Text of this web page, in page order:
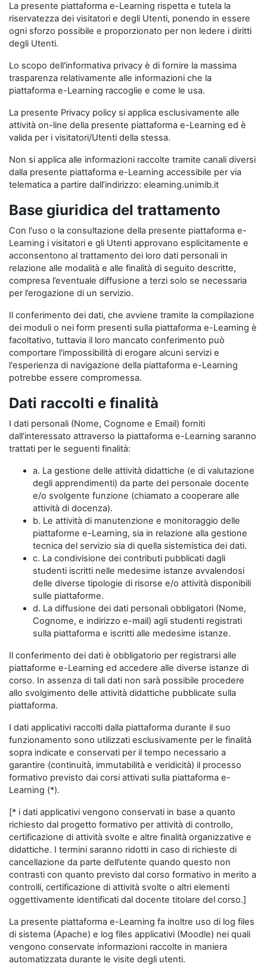
La presente piattaforma e-Learning rispetta e tutela la
riservatezza dei visitatori e degli Utenti, ponendo in essere
ogni sforzo possibile e proporzionato per non ledere i diritti
degli Utenti.
Lo scopo dell'informativa privacy è di fornire la massima
trasparenza relativamente alle informazioni che la
piattaforma e-Learning raccoglie e come le usa.
La presente Privacy policy si applica esclusivamente alle
attività on-line della presente piattaforma e-Learning ed è
valida per i visitatori/Utenti della stessa.
Non si applica alle informazioni raccolte tramite canali diversi
dalla presente piattaforma e-Learning accessibile per via
telematica a partire dall’indirizzo: elearning.unimib.it
Base giuridica del trattamento
Con l'uso o la consultazione della presente piattaforma e-
Learning i visitatori e gli Utenti approvano esplicitamente e
acconsentono al trattamento dei loro dati personali in
relazione alle modalità e alle finalità di seguito descritte,
compresa l’eventuale diffusione a terzi solo se necessaria
per l’erogazione di un servizio.
Il conferimento dei dati, che avviene tramite la compilazione
dei moduli o nei form presenti sulla piattaforma e-Learning è
facoltativo, tuttavia il loro mancato conferimento può
comportare l'impossibilità di erogare alcuni servizi e
l'esperienza di navigazione della piattaforma e-Learning
potrebbe essere compromessa.
Dati raccolti e finalità
I dati personali (Nome, Cognome e Email) forniti
dall’interessato attraverso la piattaforma e-Learning saranno
trattati per le seguenti finalità:
a. La gestione delle attività didattiche (e di valutazione
degli apprendimenti) da parte del personale docente
e/o svolgente funzione (chiamato a cooperare alle
attività di docenza).
b. Le attività di manutenzione e monitoraggio delle
piattaforme e-Learning, sia in relazione alla gestione
tecnica del servizio sia di quella sistemistica dei dati.
c. La condivisione dei contributi pubblicati dagli
studenti iscritti nelle medesime istanze avvalendosi
delle diverse tipologie di risorse e/o attività disponibili
sulle piattaforme.
d. La diffusione dei dati personali obbligatori (Nome,
Cognome, e indirizzo e-mail) agli studenti registrati
sulla piattaforma e iscritti alle medesime istanze.
Il conferimento dei dati è obbligatorio per registrarsi alle
piattaforme e-Learning ed accedere alle diverse istanze di
corso. In assenza di tali dati non sarà possibile procedere
allo svolgimento delle attività didattiche pubblicate sulla
piattaforma.
I dati applicativi raccolti dalla piattaforma durante il suo
funzionamento sono utilizzati esclusivamente per le finalità
sopra indicate e conservati per il tempo necessario a
garantire (continuità, immutabilità e veridicità) il processo
formativo previsto dai corsi attivati sulla piattaforma e-
Learning (*).
[* i dati applicativi vengono conservati in base a quanto
richiesto dal progetto formativo per attività di controllo,
certificazione di attività svolte e altre finalità organizzative e
didattiche. I termini saranno ridotti in caso di richieste di
cancellazione da parte dell’utente quando questo non
contrasti con quanto previsto dal corso formativo in merito a
controlli, certificazione di attività svolte o altri elementi
oggettivamente identificati dal docente titolare del corso.]
La presente piattaforma e-Learning fa inoltre uso di log files
di sistema (Apache) e log files applicativi (Moodle) nei quali
vengono conservate informazioni raccolte in maniera
automatizzata durante le visite degli utenti.